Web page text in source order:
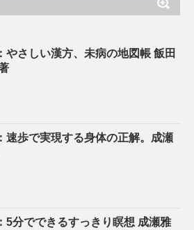
やさしい漢方、未病の地図帳 飯田
速歩で実現する身体の正解。成瀬
5分でできるすっきり瞑想 成瀬雅